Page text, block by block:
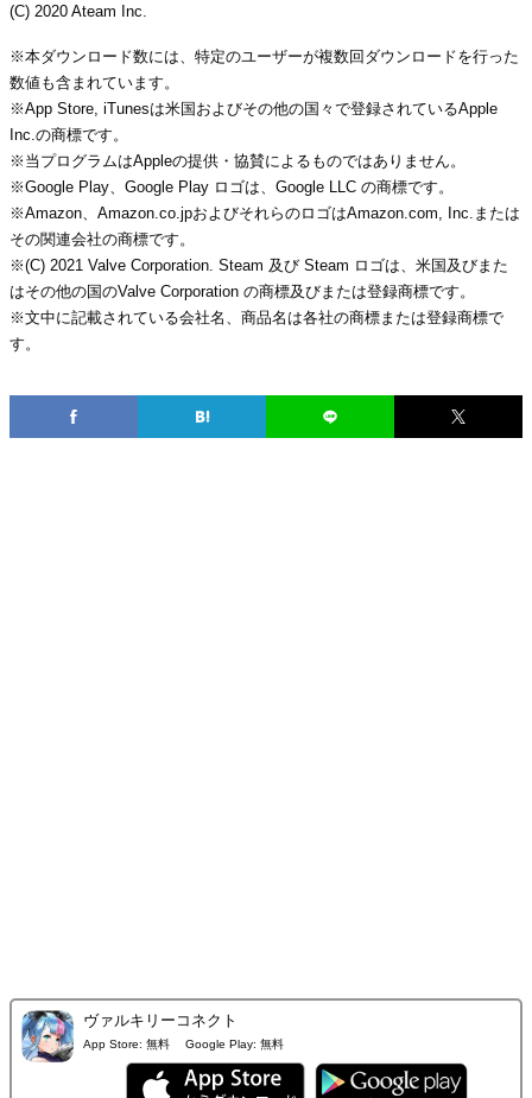
(C) 2020 Ateam Inc.
※本ダウンロード数には、特定のユーザーが複数回ダウンロードを行った
数値も含まれています。
※App Store, iTunesは米国およびその他の国々で登録されているApple
Inc.の商標です。
※当プログラムはAppleの提供・協賛によるものではありません。
※Google Play、Google Play ロゴは、Google LLC の商標です。
※Amazon、Amazon.co.jpおよびそれらのロゴはAmazon.com, Inc.または
その関連会社の商標です。
※(C) 2021 Valve Corporation. Steam 及び Steam ロゴは、米国及びまた
はその他の国のValve Corporation の商標及びまたは登録商標です。
※文中に記載されている会社名、商品名は各社の商標または登録商標で
す。
ヴァルキリーコネクト
App Store: 無料 Google Play: 無料